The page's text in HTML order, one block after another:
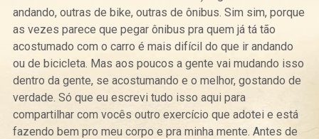
andando, outras de bike, outras de ônibus. Sim sim, porque
as vezes parece que pegar ônibus pra quem já tá tão
acostumado com o carro é mais difícil do que ir andando
ou de bicicleta. Mas aos poucos a gente vai mudando isso
dentro da gente, se acostumando e o melhor, gostando de
verdade. Só que eu escrevi tudo isso aqui para
compartilhar com vocês outro exercício que adotei e está
fazendo bem pro meu corpo e pra minha mente. Antes de